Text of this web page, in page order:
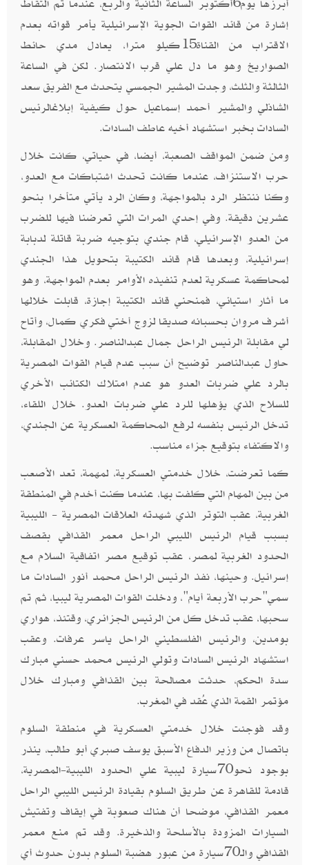
أبرزها يوم6أكتوبر الساعة الثانية والربع، عندما تم التقاط
إشارة من قائد القوات الجوية الإسرائيلية يأمر قواته بعدم
الاقتراب من القناة15كيلو مترا، يعادل مدي حائط
الصواريخ وهو ما دل علي قرب الانتصار. لكن في الساعة
الثالثة والثلث، وجدت المشير الجمسي يتحدث مع الفريق سعد
الشاذلي والمشير أحمد إسماعيل حول كيفية إبلاغالرئيس
السادات بخبر استشهاد أخيه عاطف السادات.
ومن ضمن المواقف الصعبة، أيضا، في حياتي، كانت خلال
حرب الاستنزاف، عندما كانت تحدث اشتباكات مع العدو،
وكنا ننتظر الرد بالمواجهة، وكان الرد يأتي متأخرا بنحو
عشرين دقيقة. وفي إحدي المرات التي تعرضنا فيها للضرب
من العدو الإسرائيلي، قام جندي بتوجيه ضربة قاتلة لدبابة
إسرائيلية، وبعدها قام قائد الكتيبة بتحويل هذا الجندي
لمحاكمة عسكرية لعدم تنفيذه الأوامر بعدم المواجهة، وهو
ما أثار استيائي، فمنحني قائد الكتيبة إجازة، قابلت خلالها
أشرف مروان بحسبانه صديقا لزوج أختي فكري كمال، وأتاح
لي مقابلة الرئيس الراحل جمال عبدالناصر. وخلال المقابلة،
حاول عبدالناصر توضيح أن سبب عدم قيام القوات المصرية
بالرد علي ضربات العدو هو عدم امتلاك الكتائب الأخري
للسلاح الذي يؤهلها للرد علي ضربات العدو. خلال اللقاء،
تدخل الرئيس بنفسه لرفع المحاكمة العسكرية عن الجندي،
والاكتفاء بتوقيع جزاء مناسب.
كما تعرضت، خلال خدمتي العسكرية، لمهمة، تعد الأصعب
من بين المهام التي كلفت بها، عندما كنت أخدم في المنطقة
الغربية، عقب التوتر الذي شهدته العلاقات المصرية - الليبية
بسبب قيام الرئيس الليبي الراحل معمر القذافي بقصف
الحدود الغربية لمصر، عقب توقيع مصر اتفاقية السلام مع
إسرائيل. وحينها، نفذ الرئيس الراحل محمد أنور السادات ما
سمي"حرب الأربعة أيام"، ودخلت القوات المصرية ليبيا، ثم تم
سحبها، عقب تدخل كل من الرئيس الجزائري، وقتئذ، هواري
بومدين، والرئيس الفلسطيني الراحل ياسر عرفات. وعقب
استشهاد الرئيس السادات وتولي الرئيس محمد حسني مبارك
سدة الحكم، حدثت مصالحة بين القذافي ومبارك خلال
مؤتمر القمة الذي عُقد في المغرب.
وقد فوجئت خلال خدمتي العسكرية في منطقة السلوم
باتصال من وزير الدفاع الأسبق يوسف صبري أبو طالب، ينذر
بوجود نحو70سيارة ليبية علي الحدود الليبية-المصرية،
قادمة للقاهرة عن طريق السلوم بقيادة الرئيس الليبي الراحل
معمر القذافي، موضحا أن هناك صعوبة في إيقاف وتفتيش
السيارات المزودة بالأسلحة والذخيرة. وقد تم منع معمر
القذافي والـ70سيارة من عبور هضبة السلوم بدون حدوث أي